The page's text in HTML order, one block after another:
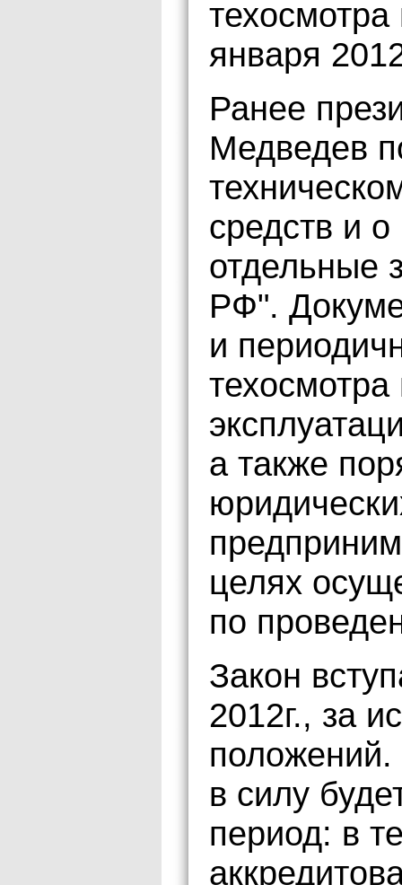
января
Ранее
Медведев
средств и
отдельные
РФ".
и
а также
целях
по
Закон
2012г., за
положений.
в силу
период: в